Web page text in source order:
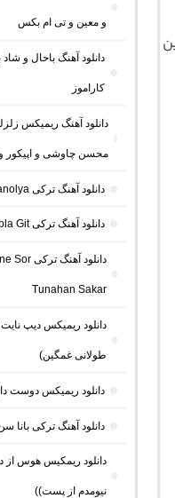
و معین و تی ام بکس
دانلود آهنگ باحال و
کاراموز
محسن چاوشی و اپیکور و
دانلود آهنگ ترکی Ah Be Manolya از بوراک بولوت
دانلود آهنگ ترکی Topla Git از کورتولوش کوش
Tunahan Sakar
طولانی غمگین)
دانلود ریمیکس دوست
دانلود آهنگ ترکی بانا
دانلود ریمکیس هوس از
نیومدم از پست))